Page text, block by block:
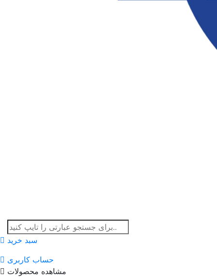
سبد خرید
حساب کاربری
مشاهده محصولات